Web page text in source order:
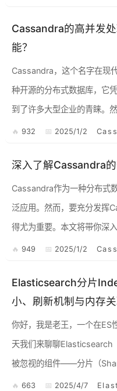
Cassandra的高并发
能？
Cassandra，这个名字在现
种开源的分布式数据库，它
到了许多大型企业的青睐。
ndra在高并发处理能力方面
932 2025/1/2
深入了解Cassandra
Cassandra作为一种分布式
泛应用。然而，要充分发挥
得尤为重要。本文将带你深
能，以及在此过程中常见的
949 2025/1/2
Elasticsearch分片
小、刷新机制与内存
你好，我是老王，一个在ES
天我们来聊聊Elasticsearch
被忽视的组件——分片（Shard）内部的
缓冲区）。这玩意儿直接关
663 2025/4/7